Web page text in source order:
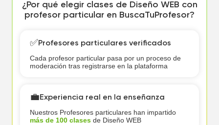
¿Por qué elegir clases de Diseño WEB con
profesor particular en BuscaTuProfesor?
✅Profesores particulares verificados
Cada profesor particular pasa por un proceso de
moderación tras registrarse en la plataforma
💼Experiencia real en la enseñanza
Nuestros Profesores particulares han impartido
más de 100 clasesde Diseño WEB